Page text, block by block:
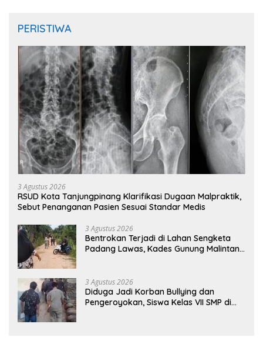
PERISTIWA
3 Agustus 2026
RSUD Kota Tanjungpinang Klarifikasi Dugaan Malpraktik,
Sebut Penanganan Pasien Sesuai Standar Medis
3 Agustus 2026
Bentrokan Terjadi di Lahan Sengketa
Padang Lawas, Kades Gunung Malintang
3 Agustus 2026
Diduga Jadi Korban Bullying dan
Pengeroyokan, Siswa Kelas VII SMP di